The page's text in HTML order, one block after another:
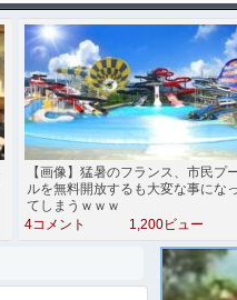
【画像】猛暑のフランス、市民プ
ルを無料開放するも大変な事にな
てしまうｗｗｗ
4コメント
1,200ビュー